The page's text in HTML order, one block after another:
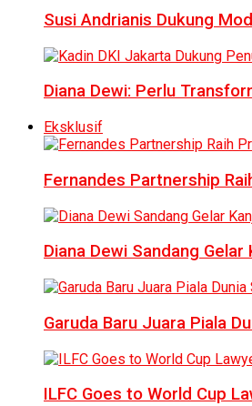
Susi Andrianis Dukung
Diana Dewi: Perlu
Eksklusif
Fernandes Partnership
Diana Dewi Sandang
Garuda Baru Juara Piala
ILFC Goes to World Cup